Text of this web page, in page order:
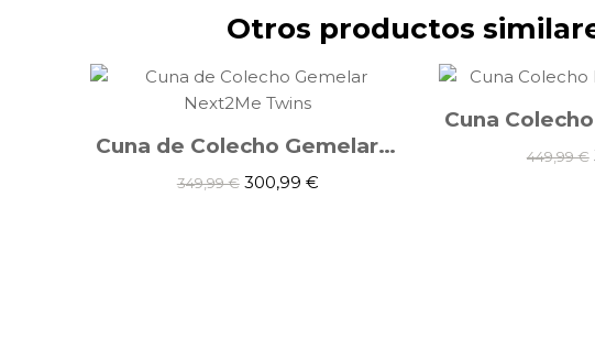
Otros productos
Cuna de Colecho Gemelar Next2Me Twins
349,99 € 300,99 €
449,99 €